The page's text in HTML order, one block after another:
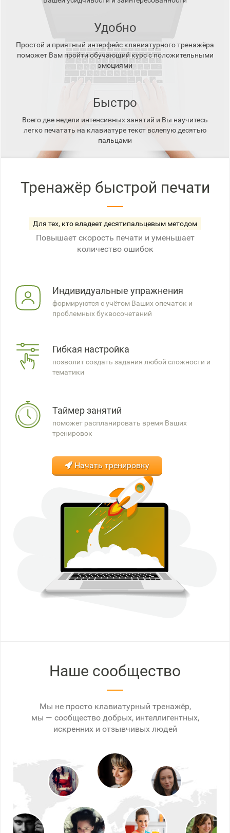
Удобно
Простой и приятный интерфейс клавиатурного тренажёра
поможет Вам пройти обучающий курс с положительными
эмоциями
Быстро
Всего две недели интенсивных занятий и Вы научитесь
легко печатать на клавиатуре текст вслепую десятью
пальцами
Тренажёр быстрой печати
Для тех, кто владеет десятипальцевым методом
Повышает скорость печати и уменьшает
количество ошибок
Индивидуальные упражнения
формируются с учётом Ваших опечаток и
проблемных буквосочетаний
Гибкая настройка
позволит создать задания любой сложности и
тематики
Таймер занятий
поможет распланировать время Ваших
тренировок
Начать тренировку
Наше сообщество
Мы не просто клавиатурный тренажёр,
мы — сообщество добрых, интеллигентных,
искренних и отзывчивых людей